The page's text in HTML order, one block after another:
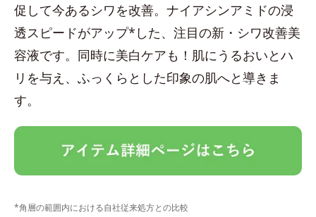
促して今あるシワを改善。ナイアシンアミドの浸
透スピードがアップ*した、注目の新・シワ改善美
容液です。同時に美白ケアも！肌にうるおいとハ
リを与え、ふっくらとした印象の肌へと導きま
す。
*角層の範囲内における自社従来処方との比較